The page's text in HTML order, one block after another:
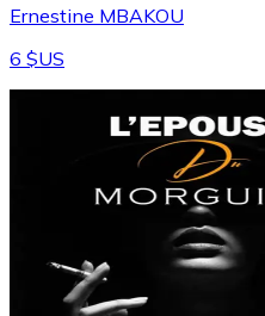
Ernestine MBAKOU
6 $US